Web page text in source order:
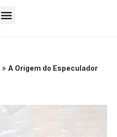
» A Origem do Especulador